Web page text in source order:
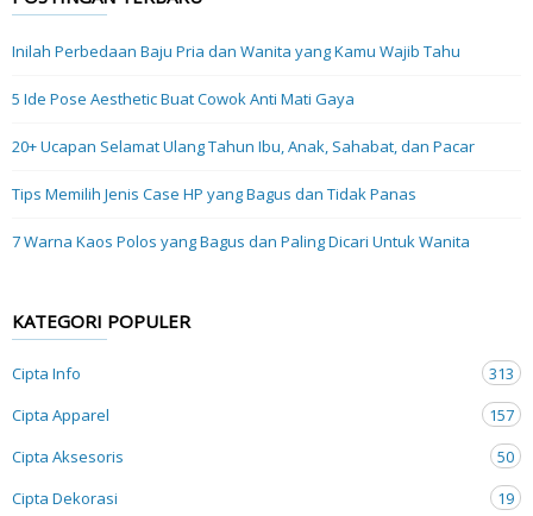
Inilah Perbedaan Baju Pria dan Wanita yang Kamu Wajib Tahu
5 Ide Pose Aesthetic Buat Cowok Anti Mati Gaya
20+ Ucapan Selamat Ulang Tahun Ibu, Anak, Sahabat, dan Pacar
Tips Memilih Jenis Case HP yang Bagus dan Tidak Panas
7 Warna Kaos Polos yang Bagus dan Paling Dicari Untuk Wanita
KATEGORI POPULER
Cipta Info
313
Cipta Apparel
157
Cipta Aksesoris
50
Cipta Dekorasi
19